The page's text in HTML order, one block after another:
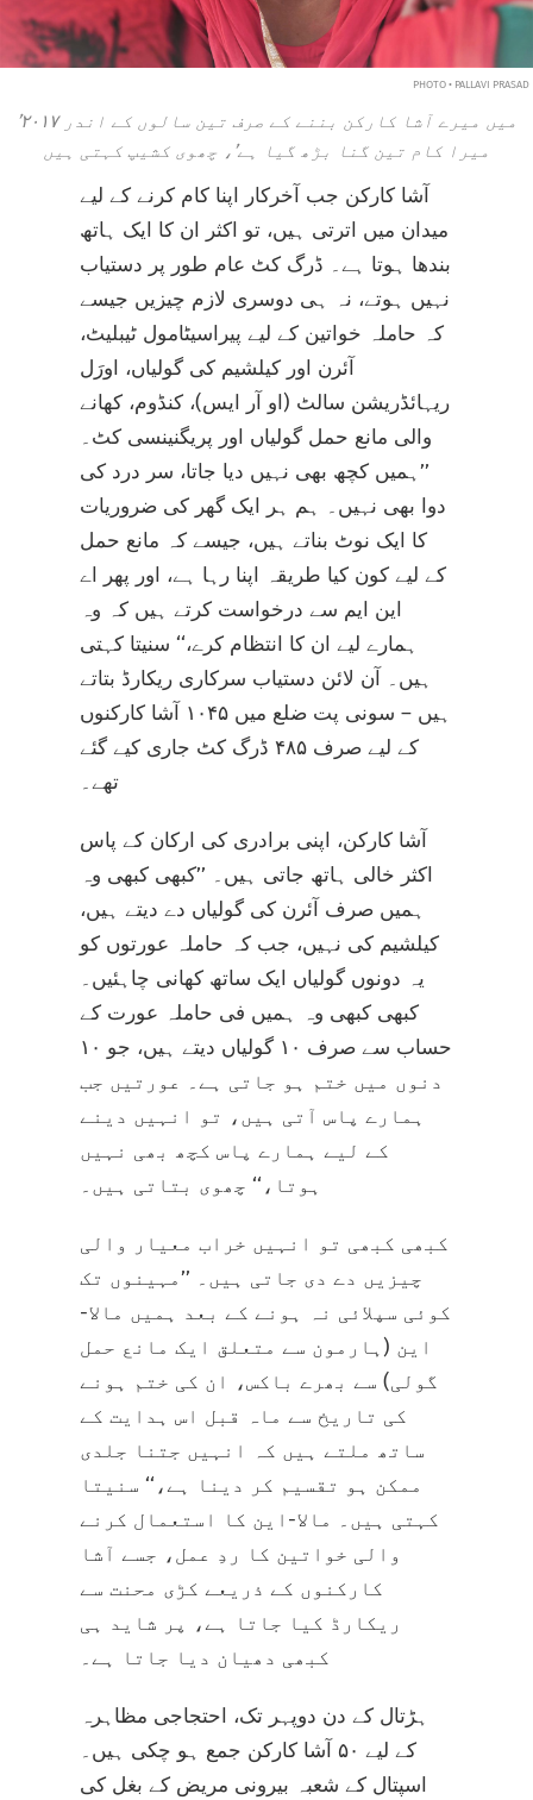
PHOTO • PALLAVI PRASAD
’۲۰۱۷ میں میرے آشا کارکن بننے کے صرف تین سالوں کے اندر
میرا کام تین گنا بڑھ گیا ہے’، چھوی کشیپ کہتی ہیں
آشا کارکن جب آخرکار اپنا کام کرنے کے لیے
میدان میں اترتی ہیں، تو اکثر ان کا ایک ہاتھ
بندھا ہوتا ہے۔ ڈرگ کٹ عام طور پر دستیاب
نہیں ہوتے، نہ ہی دوسری لازم چیزیں جیسے
کہ حاملہ خواتین کے لیے پیراسیٹامول ٹیبلیٹ،
آئرن اور کیلشیم کی گولیاں، اورَل
ریہائڈریشن سالٹ (او آر ایس)، کنڈوم، کھانے
والی مانع حمل گولیاں اور پریگنینسی کٹ۔
’’ہمیں کچھ بھی نہیں دیا جاتا، سر درد کی
دوا بھی نہیں۔ ہم ہر ایک گھر کی ضروریات
کا ایک نوٹ بناتے ہیں، جیسے کہ مانع حمل
کے لیے کون کیا طریقہ اپنا رہا ہے، اور پھر اے
این ایم سے درخواست کرتے ہیں کہ وہ
ہمارے لیے ان کا انتظام کرے،‘‘ سنیتا کہتی
ہیں۔ آن لائن دستیاب سرکاری ریکارڈ بتاتے
ہیں – سونی پت ضلع میں ۱۰۴۵ آشا کارکنوں
کے لیے صرف ۴۸۵ ڈرگ کٹ جاری کیے گئے
تھے۔
آشا کارکن، اپنی برادری کی ارکان کے پاس
اکثر خالی ہاتھ جاتی ہیں۔ ’’کبھی کبھی وہ
ہمیں صرف آئرن کی گولیاں دے دیتے ہیں،
کیلشیم کی نہیں، جب کہ حاملہ عورتوں کو
یہ دونوں گولیاں ایک ساتھ کھانی چاہئیں۔
کبھی کبھی وہ ہمیں فی حاملہ عورت کے
حساب سے صرف ۱۰ گولیاں دیتے ہیں، جو ۱۰
دنوں میں ختم ہو جاتی ہے۔ عورتیں جب
ہمارے پاس آتی ہیں، تو انہیں دینے
کے لیے ہمارے پاس کچھ بھی نہیں
ہوتا،‘‘ چھوی بتاتی ہیں۔
کبھی کبھی تو انہیں خراب معیار والی
چیزیں دے دی جاتی ہیں۔ ’’مہینوں تک
کوئی سپلائی نہ ہونے کے بعد ہمیں مالا-
این (ہارمون سے متعلق ایک مانع حمل
گولی) سے بھرے باکس، ان کی ختم ہونے
کی تاریخ سے ماہ قبل اس ہدایت کے
ساتھ ملتے ہیں کہ انہیں جتنا جلدی
ممکن ہو تقسیم کر دینا ہے،‘‘ سنیتا
کہتی ہیں۔ مالا-این کا استعمال کرنے
والی خواتین کا ردِ عمل، جسے آشا
کارکنوں کے ذریعے کڑی محنت سے
ریکارڈ کیا جاتا ہے، پر شاید ہی
کبھی دھیان دیا جاتا ہے۔
ہڑتال کے دن دوپہر تک، احتجاجی مظاہرہ
کے لیے ۵۰ آشا کارکن جمع ہو چکی ہیں۔
اسپتال کے شعبہ بیرونی مریض کے بغل کی